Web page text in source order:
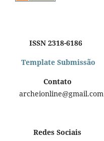
ISSN 2318-6186
Template Submissão
Contato
archeionline@gmail.com
Redes Sociais